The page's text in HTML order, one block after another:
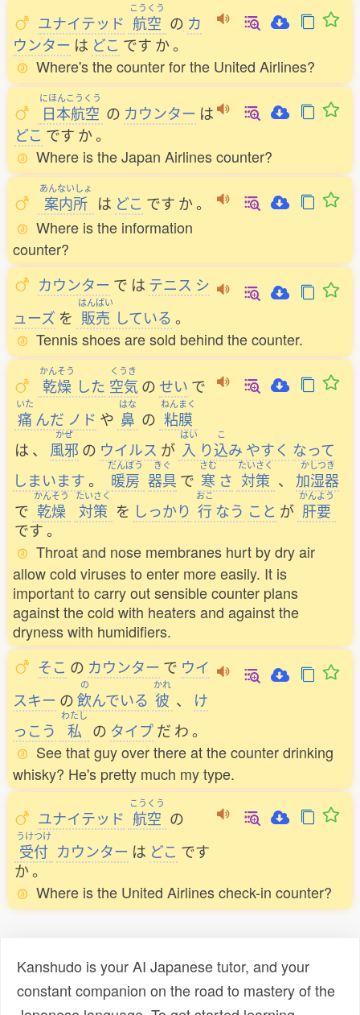
ユナイテッド
こうくう
航空 の カ
ウンター は どこ です か。
Where's the counter for the United Airlines?
にほんこうくう
日本航空 の カウンター は
どこ です か。
Where is the Japan Airlines counter?
あんないしょ
案内所 は どこ です か。
Where is the information
counter?
カウンター で は テニス シ
ューズ を
はんばい
販売 している 。
Tennis shoes are sold behind the counter.
かんそう
乾燥 した
くうき
空気 のせい で
いた
痛 んだ ノド や
はな
鼻 の
ねんまく
粘膜
は 、
かぜ
風邪 の ウイルス が
はい
入 り
こ
込み やすく なって
しまいます。
だんぼう
暖房
きぐ
器具 で
さむ
寒 さ
たいさく
対策 、
かしつき
加湿器
で
かんそう
乾燥
たいさく
対策 を しっかり
おこ
行なう こと が
かんよう
肝要
です。
Throat and nose membranes hurt by dry air
allow cold viruses to enter more easily. It is
important to carry out sensible counter plans
against the cold with heaters and against the
dryness with humidifiers.
そこ の カウンター で ウイ
スキー の
の
飲んでいる
かれ
彼 、
け
っこう
わたし
私 の タイプだ わ。
See that guy over there at the counter drinking
whisky? He's pretty much my type.
ユナイテッド
こうくう
航空 の
うけつけ
受付 カウンター は どこ です
か。
Where is the United Airlines check-in counter?
Kanshudo is your AI Japanese tutor, and your
constant companion on the road to mastery of the